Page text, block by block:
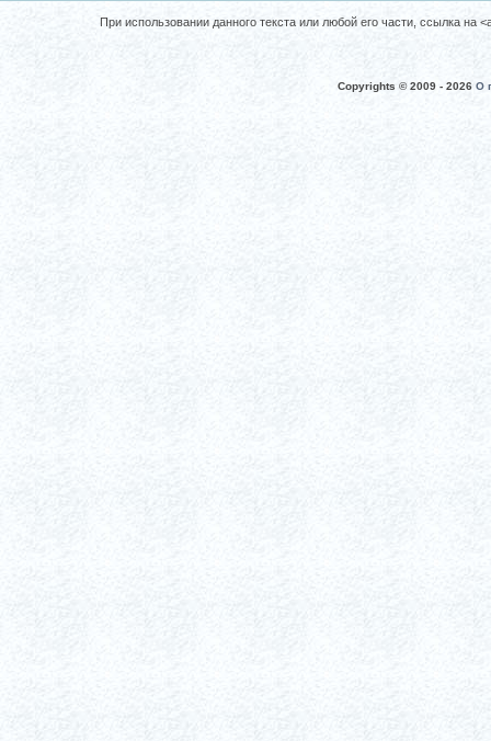
При использовании данного текста или любой его части, ссылка
Copyrights © 2009 - 2026 О